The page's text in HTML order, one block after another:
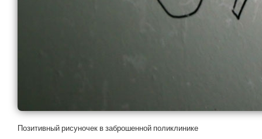
Позитивный рисуночек в заброшенной поликлинике